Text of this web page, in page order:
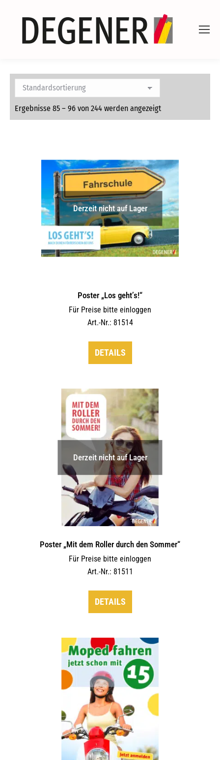
Ergebnisse 85 – 96 von 244 werden angezeigt
Derzeit nicht auf Lager
Poster „Los geht’s!“
Für Preise bitte einloggen
Art.-Nr.: 81514
DETAILS
Derzeit nicht auf Lager
Poster „Mit dem Roller durch den Sommer“
Für Preise bitte einloggen
Art.-Nr.: 81511
DETAILS